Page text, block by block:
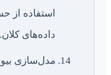
استفاده از
داده‌های کلان.
مدل‌سازی